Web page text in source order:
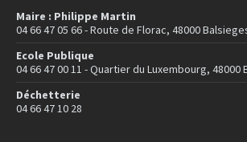
Maire : Philippe Martin
04 66 47 05 66 - Route de Florac, 48000
Ecole Publique
04 66 47 00 11 - Quartier du Luxembourg, 48000
Déchetterie
04 66 47 10 28